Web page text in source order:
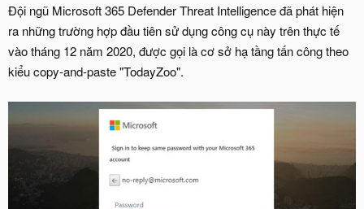
Đội ngũ Microsoft 365 Defender Threat Intelligence đã phát hiện
ra những trường hợp đầu tiên sử dụng công cụ này trên thực tế
vào tháng 12 năm 2020, được gọi là cơ sở hạ tầng tấn công theo
kiểu copy-and-paste "TodayZoo".